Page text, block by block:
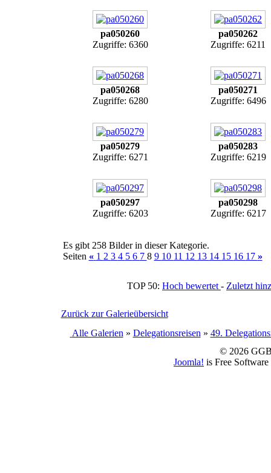
pa050260
Zugriffe: 6360
pa050262
Zugriffe: 6211
pa050268
Zugriffe: 6280
pa050271
Zugriffe: 6496
pa050279
Zugriffe: 6271
pa050283
Zugriffe: 6219
pa050297
Zugriffe: 6203
pa050298
Zugriffe: 6217
Es gibt 258 Bilder in dieser Kategorie.
Seiten « 1 2 3 4 5 6 7 8 9 10 11 12 13 14 15 16 17 »
TOP 50: Hoch bewertet - Zuletzt
Zurück zur Galerieübersicht
Alle Galerien » Delegationsreisen » 49.
© 2026
Joomla! is Free